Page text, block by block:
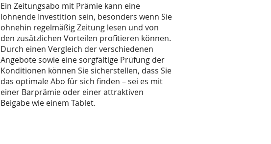
Ein Zeitungsabo mit Prämie kann eine
lohnende Investition sein, besonders wenn Sie
ohnehin regelmäßig Zeitung lesen und von
den zusätzlichen Vorteilen profitieren können.
Durch einen Vergleich der verschiedenen
Angebote sowie eine sorgfältige Prüfung der
Konditionen können Sie sicherstellen, dass Sie
das optimale Abo für sich finden – sei es mit
einer Barprämie oder einer attraktiven
Beigabe wie einem Tablet.